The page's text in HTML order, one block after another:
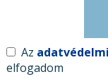
Az
elfogadom